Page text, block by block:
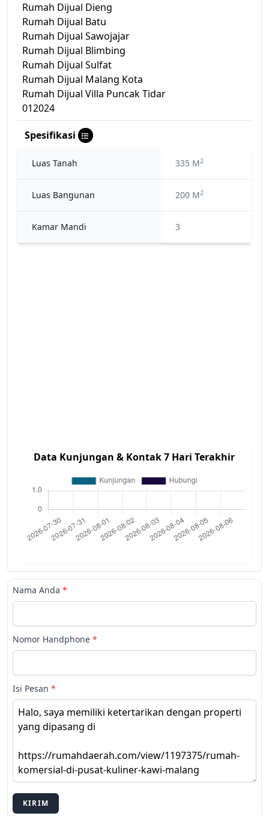
Rumah Dijual Dieng
Rumah Dijual Batu
Rumah Dijual Sawojajar
Rumah Dijual Blimbing
Rumah Dijual Sulfat
Rumah Dijual Malang Kota
Rumah Dijual Villa Puncak Tidar
012024
Spesifikasi
Luas Tanah 335 M2
Luas Bangunan 200 M2
Kamar Mandi 3
Data Kunjungan & Kontak 7 Hari Terakhir
Nama Anda *
Nomor Handphone *
Isi Pesan *
KIRIM